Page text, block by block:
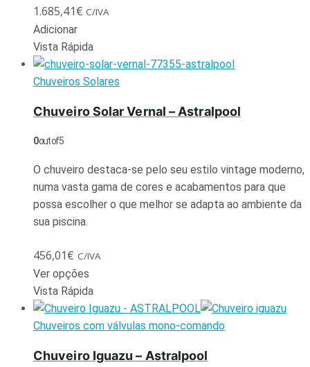
1.685,41€ C/IVA
Adicionar
Vista Rápida
Chuveiros Solares
Chuveiro Solar Vernal – Astralpool
0out of 5
O chuveiro destaca-se pelo seu estilo vintage moderno,
numa vasta gama de cores e acabamentos para que
possa escolher o que melhor se adapta ao ambiente da
sua piscina.
456,01€ C/IVA
Ver opções
Vista Rápida
Chuveiros com válvulas mono-comando
Chuveiro Iguazu – Astralpool